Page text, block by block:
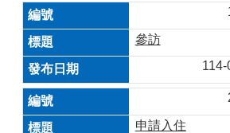
參訪
申請入住